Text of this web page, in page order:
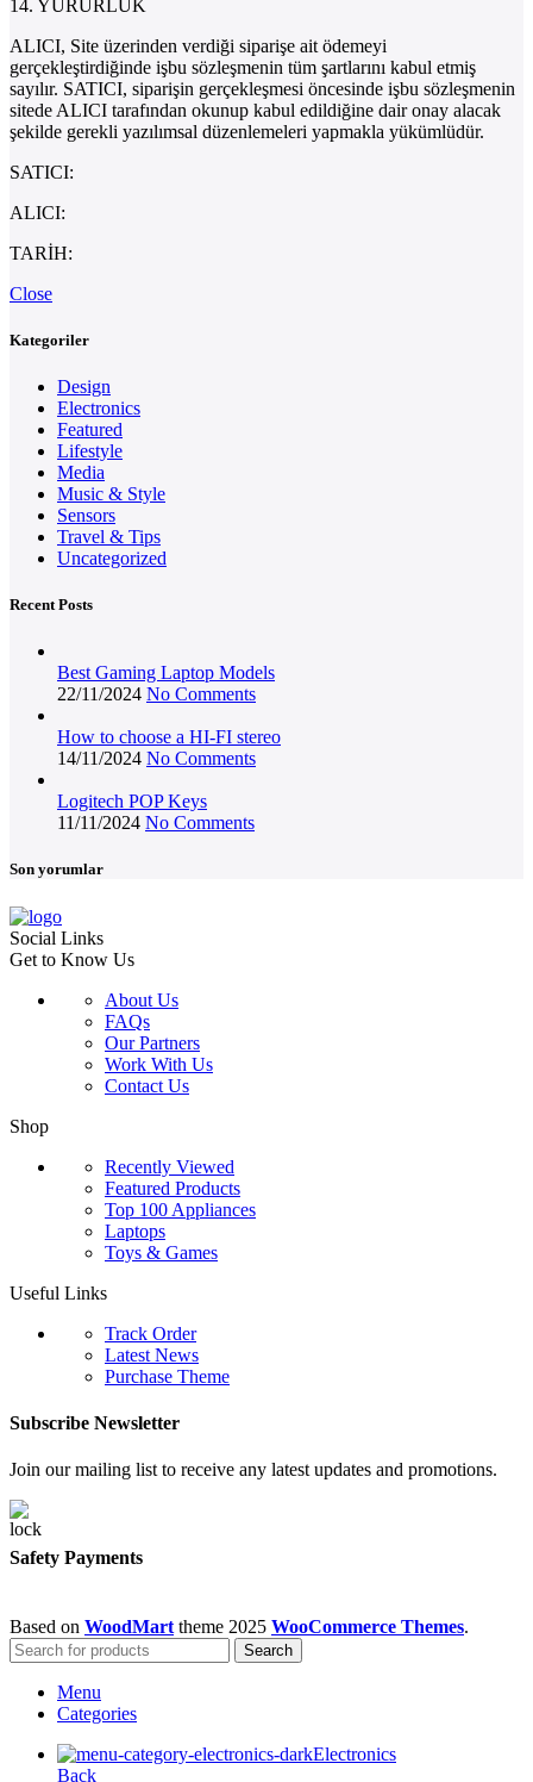
14. YÜRÜRLÜK
ALICI, Site üzerinden verdiği siparişe ait ödemeyi
gerçekleştirdiğinde işbu sözleşmenin tüm şartlarını kabul etmiş
sayılır. SATICI, siparişin gerçekleşmesi öncesinde işbu sözleşmenin
sitede ALICI tarafından okunup kabul edildiğine dair onay alacak
şekilde gerekli yazılımsal düzenlemeleri yapmakla yükümlüdür.
SATICI:
ALICI:
TARİH:
Close
Kategoriler
Design
Electronics
Featured
Lifestyle
Media
Music & Style
Sensors
Travel & Tips
Uncategorized
Recent Posts
Best Gaming Laptop Models
22/11/2024 No Comments
How to choose a HI-FI stereo
14/11/2024 No Comments
Logitech POP Keys
11/11/2024 No Comments
Son yorumlar
Social Links
Get to Know Us
About Us
FAQs
Our Partners
Work With Us
Contact Us
Shop
Recently Viewed
Featured Products
Top 100 Appliances
Laptops
Toys & Games
Useful Links
Track Order
Latest News
Purchase Theme
Subscribe Newsletter
Join our mailing list to receive any latest updates and promotions.
Safety Payments
Based on WoodMart theme 2025 WooCommerce Themes.
Search
Menu
Categories
Electronics
Back